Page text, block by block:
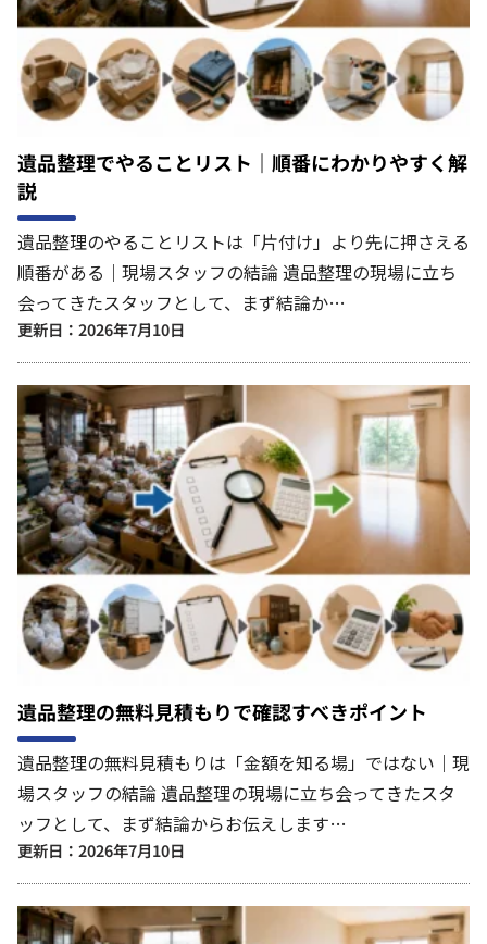
遺品整理でやることリスト｜順番にわかりやすく解
説
遺品整理のやることリストは「片付け」より先に押さえる
順番がある｜現場スタッフの結論 遺品整理の現場に立ち
会ってきたスタッフとして、まず結論か…
更新日：2026年7月10日
遺品整理の無料見積もりで確認すべきポイント
遺品整理の無料見積もりは「金額を知る場」ではない｜現
場スタッフの結論 遺品整理の現場に立ち会ってきたスタ
ッフとして、まず結論からお伝えします…
更新日：2026年7月10日